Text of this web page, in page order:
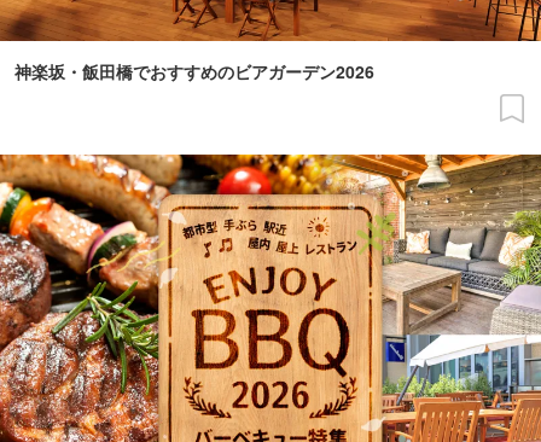
神楽坂・飯田橋でおすすめのビアガーデン2026